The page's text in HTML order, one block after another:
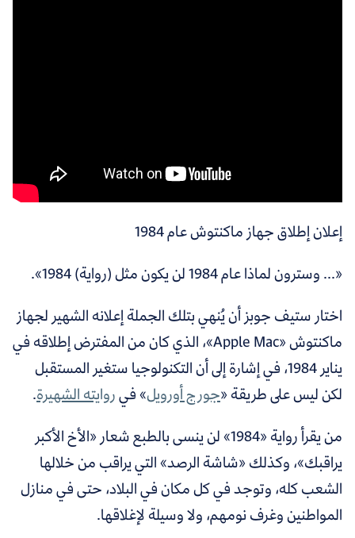
إعلان إطلاق جهاز ماكنتوش عام 1984
«... وسترون لماذا عام 1984 لن يكون مثل (رواية)
1984
».
اختار ستيف جوبز أن يُنهي بتلك الجملة إعلانه الشهير لجهاز
ماكنتوش «Apple Mac»، الذي كان من المفترض إطلاقه في
يناير 1984، في إشارة إلى أن التكنولوجيا ستغير المستقبل
لكن ليس على طريقة «جورج أورويل»فيروايته الشهيرة.
من يقرأ رواية «1984» لن ينسى بالطبع شعار «الأخ الأكبر
يراقبك»، وكذلك «شاشة الرصد» التي يراقب من خلالها
الشعب كله، وتوجد في كل مكان في البلاد، حتى في منازل
المواطنين وغرف نومهم، ولا وسيلة لإغلاقها.